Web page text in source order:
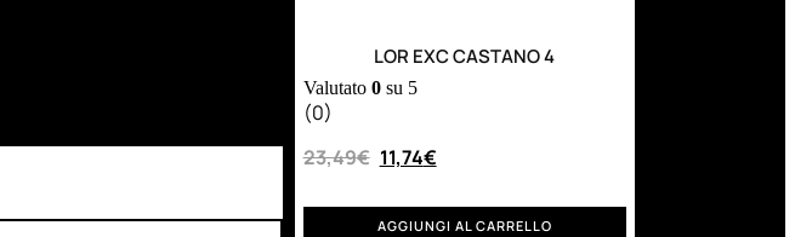
LOR EXC CASTANO 4
Valutato 0su 5
(0)
23,49€ 11,74€
AGGIUNGI AL CARRELLO